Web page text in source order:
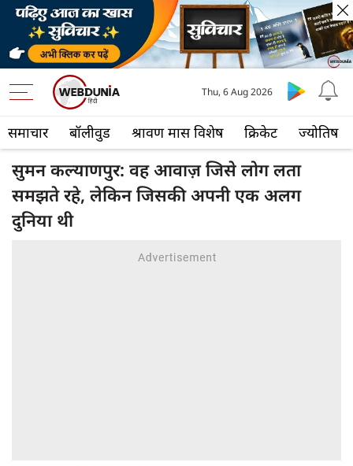
समाचार बॉलीवुड श्रावण मास विशेष क्रिकेट ज्योतिष
Thu, 6 Aug 2026
सुमन कल्याणपुर: वह आवाज़ जिसे लोग लता
समझते रहे, लेकिन जिसकी अपनी एक अलग
दुनिया थी